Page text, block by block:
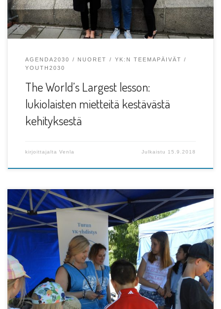
AGENDA2030 NUORET
YK:N TEEMAPÄIVÄT
YOUTH2030
The World’s Largest lesson:
lukiolaisten mietteitä kestävästä
kehityksestä
kirjoittajalta Venla Julkaistu 15.9.2018
Teksti, kuvat ja video: Venla R, Turun YK-Yhdistyksen
viestintävastaava Etnofest on Sondip ry:n, Yhdessä-
yhdistys ry:n […]